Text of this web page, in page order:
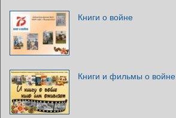
Книги о войне
Книги и фильмы о войне